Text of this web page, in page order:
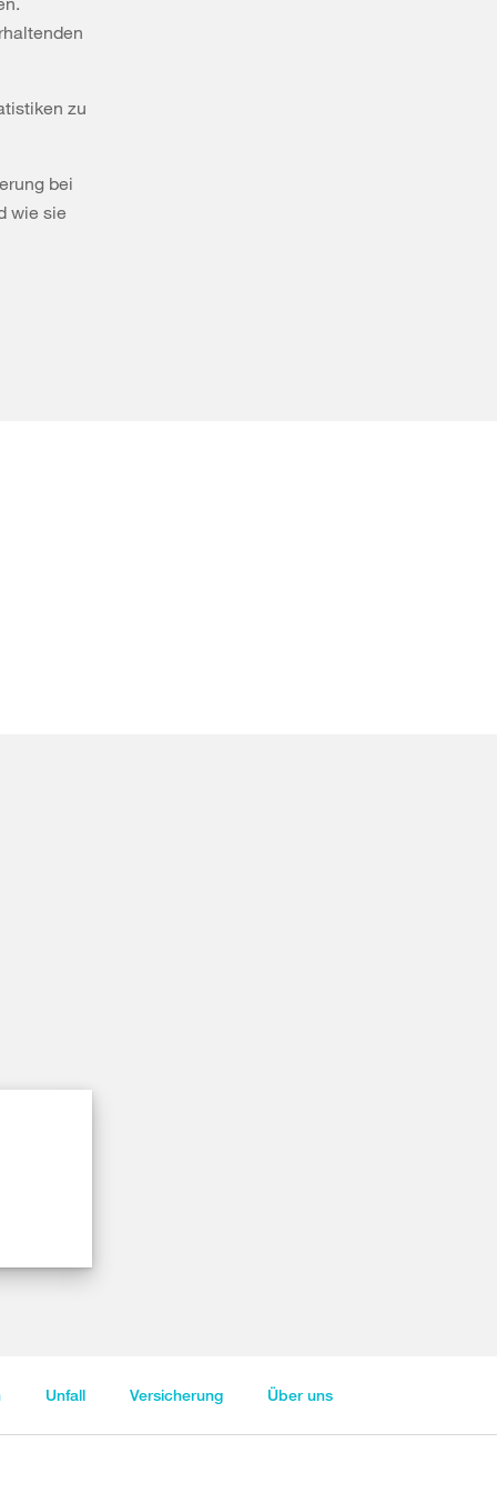
zu
bei
wie sie
Unfall Versicherung Über uns